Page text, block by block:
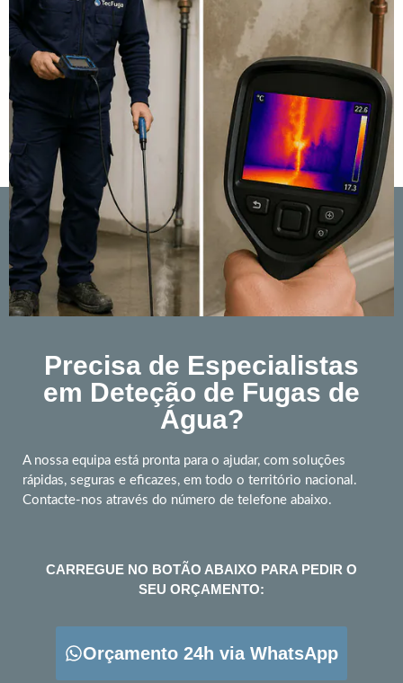
Precisa de Especialistas
em Deteção de Fugas de
Água?
A nossa equipa está pronta para o ajudar, com soluções
rápidas, seguras e eficazes, em todo o território nacional.
Contacte-nos através do número de telefone abaixo.
CARREGUE NO BOTÃO ABAIXO PARA PEDIR O
SEU ORÇAMENTO:
Orçamento 24h via WhatsApp